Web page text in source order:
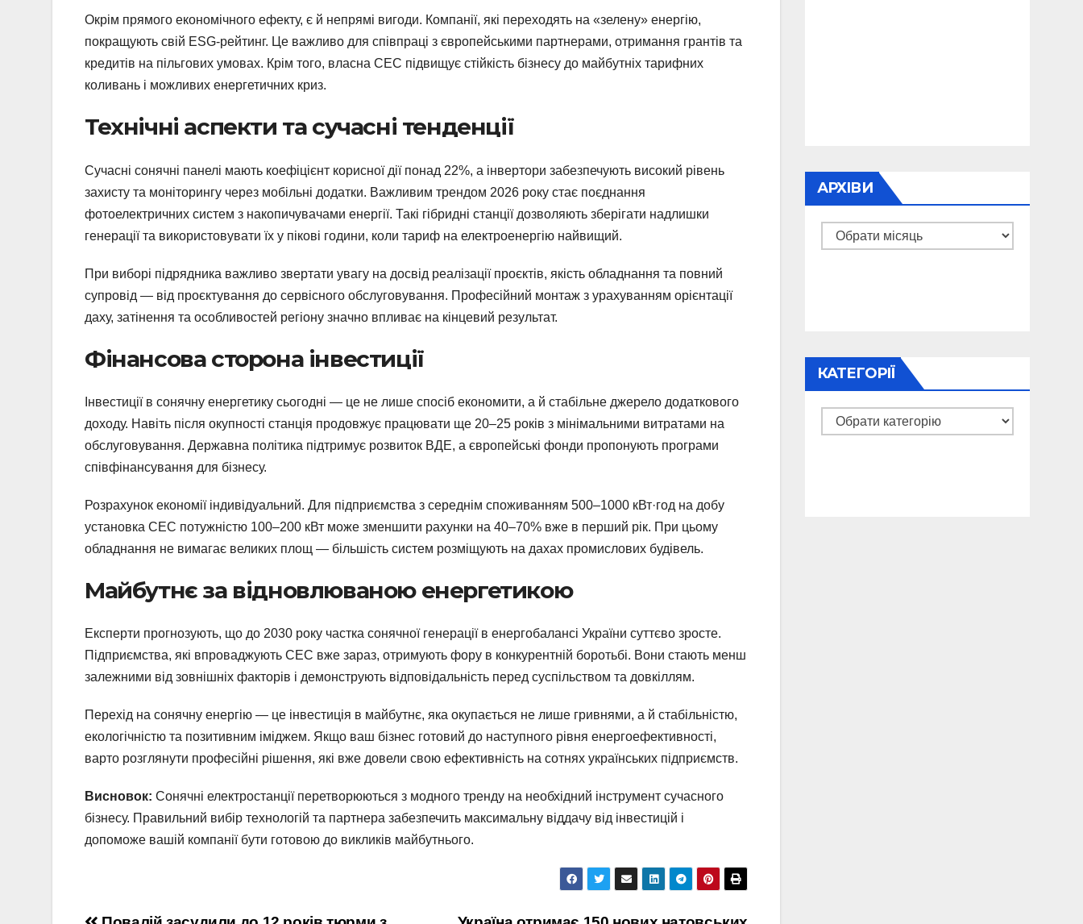
Окрім прямого економічного ефекту, є й непрямі вигоди. Компанії, які переходять на «зелену» енергію,
покращують свій ESG-рейтинг. Це важливо для співпраці з європейськими партнерами, отримання грантів та
кредитів на пільгових умовах. Крім того, власна СЕС підвищує стійкість бізнесу до майбутніх тарифних
коливань і можливих енергетичних криз.
Технічні аспекти та сучасні тенденції
Сучасні сонячні панелі мають коефіцієнт корисної дії понад 22%, а інвертори забезпечують високий рівень
захисту та моніторингу через мобільні додатки. Важливим трендом 2026 року стає поєднання
фотоелектричних систем з накопичувачами енергії. Такі гібридні станції дозволяють зберігати надлишки
генерації та використовувати їх у пікові години, коли тариф на електроенергію найвищий.
При виборі підрядника важливо звертати увагу на досвід реалізації проєктів, якість обладнання та повний
супровід — від проєктування до сервісного обслуговування. Професійний монтаж з урахуванням орієнтації
даху, затінення та особливостей регіону значно впливає на кінцевий результат.
Фінансова сторона інвестиції
Інвестиції в сонячну енергетику сьогодні — це не лише спосіб економити, а й стабільне джерело додаткового
доходу. Навіть після окупності станція продовжує працювати ще 20–25 років з мінімальними витратами на
обслуговування. Державна політика підтримує розвиток ВДЕ, а європейські фонди пропонують програми
співфінансування для бізнесу.
Розрахунок економії індивідуальний. Для підприємства з середнім споживанням 500–1000 кВт·год на добу
установка СЕС потужністю 100–200 кВт може зменшити рахунки на 40–70% вже в перший рік. При цьому
обладнання не вимагає великих площ — більшість систем розміщують на дахах промислових будівель.
Майбутнє за відновлюваною енергетикою
Експерти прогнозують, що до 2030 року частка сонячної генерації в енергобалансі України суттєво зросте.
Підприємства, які впроваджують СЕС вже зараз, отримують фору в конкурентній боротьбі. Вони стають менш
залежними від зовнішніх факторів і демонструють відповідальність перед суспільством та довкіллям.
Перехід на сонячну енергію — це інвестиція в майбутнє, яка окупається не лише гривнями, а й стабільністю,
екологічністю та позитивним іміджем. Якщо ваш бізнес готовий до наступного рівня енергоефективності,
варто розглянути професійні рішення, які вже довели свою ефективність на сотнях українських підприємств.
Висновок: Сонячні електростанції перетворюються з модного тренду на необхідний інструмент сучасного
бізнесу. Правильний вибір технологій та партнера забезпечить максимальну віддачу від інвестицій і
допоможе вашій компанії бути готовою до викликів майбутнього.
АРХІВИ
Архіви
КАТЕГОРІЇ
Категорії